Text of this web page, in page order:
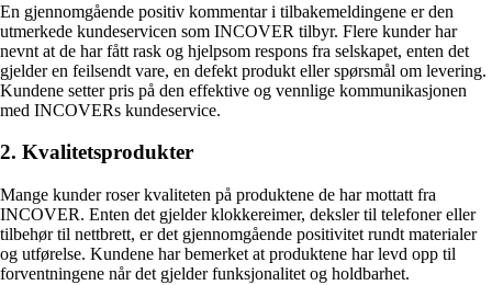
En gjennomgående positiv kommentar i tilbakemeldingene er den
utmerkede kundeservicen som INCOVER tilbyr. Flere kunder har
nevnt at de har fått rask og hjelpsom respons fra selskapet, enten det
gjelder en feilsendt vare, en defekt produkt eller spørsmål om levering.
Kundene setter pris på den effektive og vennlige kommunikasjonen
med INCOVERs kundeservice.
2. Kvalitetsprodukter
Mange kunder roser kvaliteten på produktene de har mottatt fra
INCOVER. Enten det gjelder klokkereimer, deksler til telefoner eller
tilbehør til nettbrett, er det gjennomgående positivitet rundt materialer
og utførelse. Kundene har bemerket at produktene har levd opp til
forventningene når det gjelder funksjonalitet og holdbarhet.